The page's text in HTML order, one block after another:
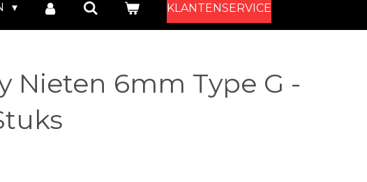
KLANTENSERVICE
Nieten 6mm Type G -